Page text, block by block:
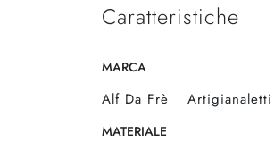
Caratteristiche
MARCA
Alf Da Frè Artigianaletti
MATERIALE